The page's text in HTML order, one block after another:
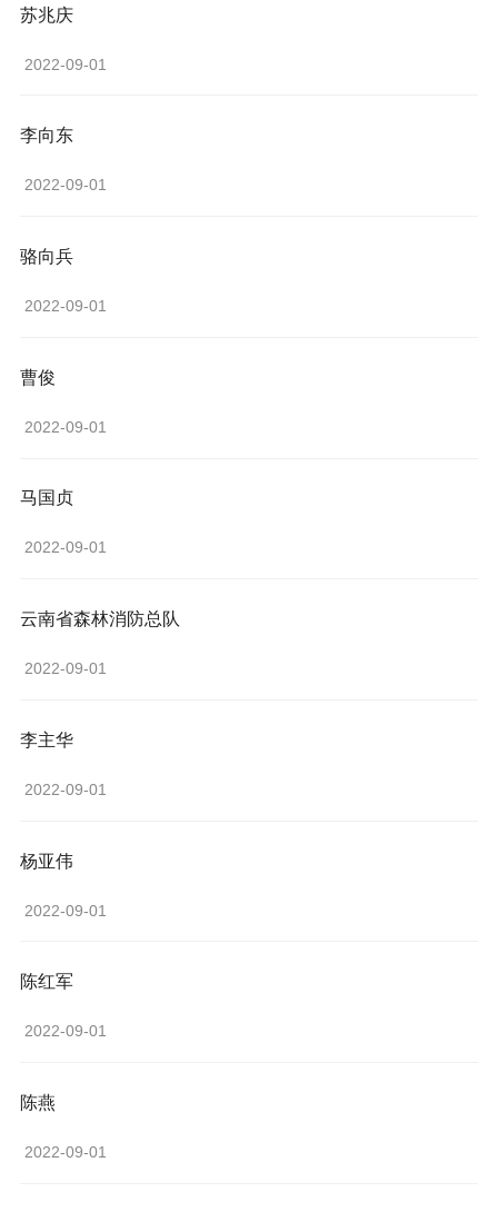
苏兆庆
2022-09-01
李向东
2022-09-01
骆向兵
2022-09-01
曹俊
2022-09-01
马国贞
2022-09-01
云南省森林消防总队
2022-09-01
李主华
2022-09-01
杨亚伟
2022-09-01
陈红军
2022-09-01
陈燕
2022-09-01